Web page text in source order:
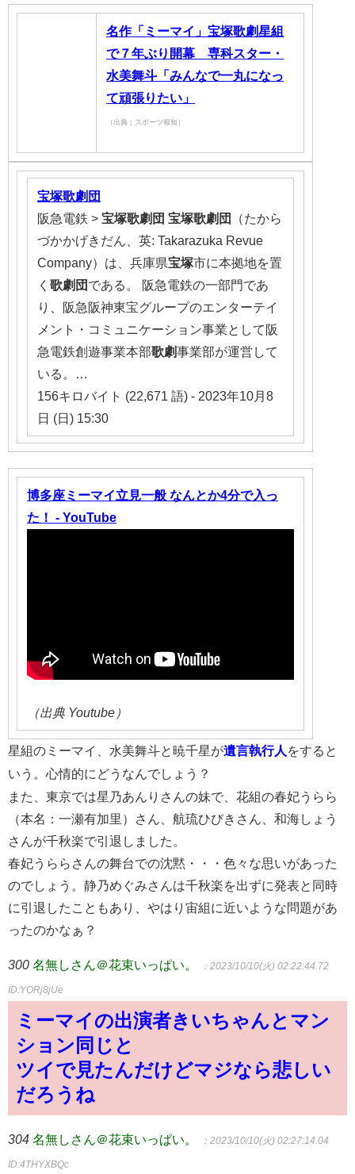
名作「ミーマイ」宝塚歌劇星組
で７年ぶり開幕 専科スター・
水美舞斗「みんなで一丸になっ
て頑張りたい」
（出典：スポーツ報知）
宝塚歌劇団
阪急電鉄 > 宝塚歌劇団 宝塚歌劇団
（たから
づかかげきだん、英: Takarazuka Revue
Company）は、兵庫県宝塚市に本拠地を置
く 歌劇団 である。 阪急電鉄の一部門であ
り、阪急阪神東宝グループのエンターテイ
メント・コミュニケーション事業として阪
急電鉄創遊事業本部歌劇事業部が運営して
いる。…
156キロバイト (22,671 語) - 2023年10月8
日 (日) 15:30
博多座ミーマイ立見一般 なんとか4分で入っ
た！ - YouTube
（出典 Youtube）
星組のミーマイ、水美舞斗と暁千星が遺言執行人 をすると
いう。心情的にどうなんでしょう？
また、東京では星乃あんりさんの妹で、花組の春妃うらら
（本名：一瀬有加里）さん、航琉ひびきさん、和海しょう
さんが千秋楽で引退しました。
春妃うららさんの舞台での沈黙・・・色々な思いがあった
のでしょう。静乃めぐみさんは千秋楽を出ずに発表と同時
に引退したこともあり、やはり宙組に近いような問題があ
ったのかなぁ？
300 名無しさん＠花束いっぱい。 ：2023/10/10(火) 02:22:44.72
ID:YORj8jUe
ミーマイの出演者きいちゃんとマン
ション同じと
ツイで見たんだけどマジなら悲しい
だろうね
304 名無しさん＠花束いっぱい。 ：2023/10/10(火) 02:27:14.04
ID:4THYXBQc